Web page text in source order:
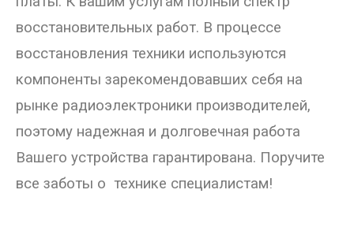
Контакты
Cart ( 0 Items)
восстановительных работ. В процессе
восстановления техники используются
компоненты зарекомендовавших себя на
рынке радиоэлектроники производителей,
поэтому надежная и долговечная работа
Вашего устройства гарантирована. Поручите
все заботы о технике специалистам!